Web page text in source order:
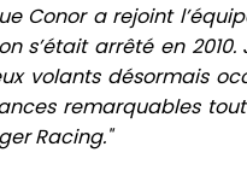
Conor a rejoint
s’était arrêté en
volants désormais
remarquables
Racing."